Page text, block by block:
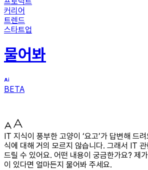
커리어
트렌드
스타트업
물어봐
BETA
IT 지식이 풍부한 고양이 ‘요고’가 답변해 드
식에 대해 거의 모르지 않습니다. 그래서 IT
드릴 수 있어요. 어떤 내용이 궁금한가요? 제
이 있다면 얼마든지 물어봐 주세요.